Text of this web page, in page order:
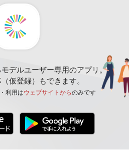
デルユーザー専用のアプリ。
仮登録）もできます。
利用はウェブサイトからのみです